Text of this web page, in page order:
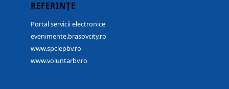
REFERINȚE
Portal servicii electronice
evenimente.brasovcity.ro
www.spclepbv.ro
www.voluntarbv.ro